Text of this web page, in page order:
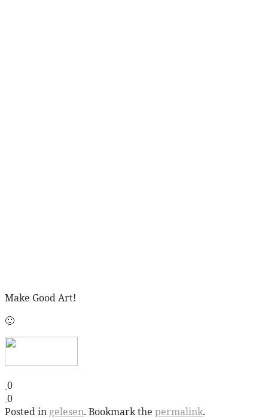
Make Good Art!
🙂
0
0
Posted in gelesen. Bookmark the permalink.